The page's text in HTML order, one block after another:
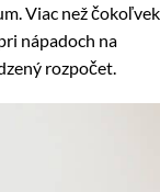
Viac než čokoľvek
nápadoch na
rozpočet.